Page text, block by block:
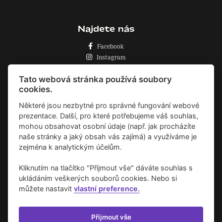
Najdete nás
Facebook
Instagram
Tato webová stránka používá soubory
cookies.
Některé jsou nezbytné pro správné fungování webové
prezentace. Další, pro které potřebujeme váš souhlas,
mohou obsahovat osobní údaje (např. jak procházíte
naše stránky a jaký obsah vás zajímá) a využíváme je
zejména k analytickým účelům.
Kliknutím na tlačítko "Přijmout vše" dáváte souhlas s
ukládáním veškerých souborů cookies. Nebo si
můžete nastavitvlastní preference.
Přijmout vše